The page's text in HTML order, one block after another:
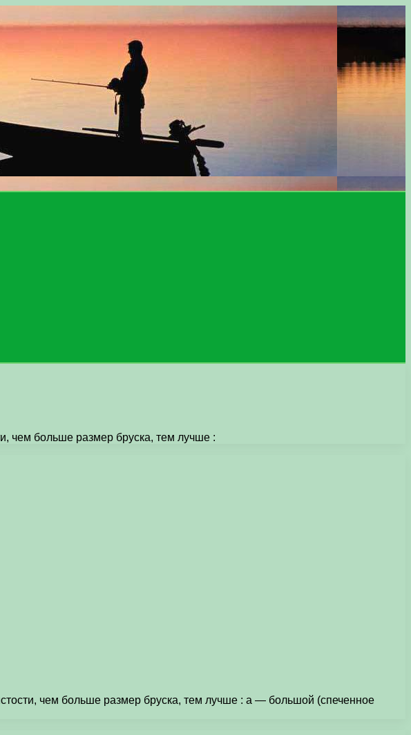
чем больше размер бруска, тем лучше :
чем больше размер бруска, тем лучше : а — большой (спеченное